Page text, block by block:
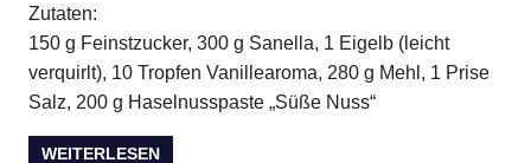
Zutaten:
150 g Feinstzucker, 300 g Sanella, 1 Eigelb (leicht
verquirlt), 10 Tropfen Vanillearoma, 280 g Mehl, 1 Prise
Salz, 200 g Haselnusspaste „Süße Nuss“
WEITERLESEN